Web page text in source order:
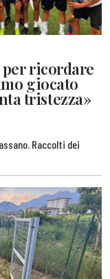
ricordare
giocato
tristezza»
Raccolti dei